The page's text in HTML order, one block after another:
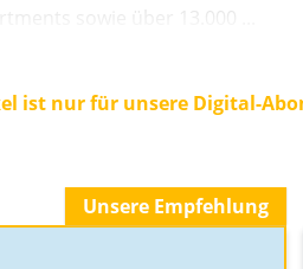
sowie über 13.000 ...
ist nur für unsere Digital-
Unsere Empfehlung